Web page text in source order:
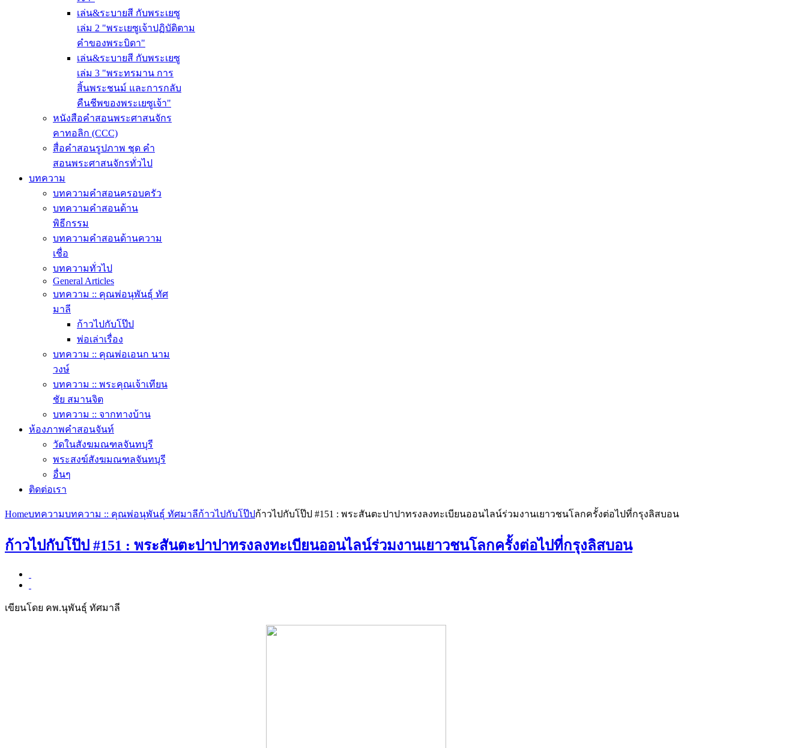
เล่น&ระบายสี กับพระเยซู
เล่ม 2 "พระเยซูเจ้าปฏิบัติตาม
คำของพระบิดา"
เล่น&ระบายสี กับพระเยซู
เล่ม 3 "พระทรมาน การ
สิ้นพระชนม์ และการกลับ
คืนชีพของพระเยซูเจ้า"
หนังสือคำสอนพระศาสนจักร
คาทอลิก (CCC)
สื่อคำสอนรูปภาพ ชุด คำ
สอนพระศาสนจักรทั่วไป
บทความ
บทความคำสอนครอบครัว
บทความคำสอนด้าน
พิธีกรรม
บทความคำสอนด้านความ
เชื่อ
บทความทั่วไป
General Articles
บทความ :: คุณพ่อนุพันธุ์ ทัศ
มาลี
ก้าวไปกับโป๊ป
พ่อเล่าเรื่อง
บทความ :: คุณพ่อเอนก นาม
วงษ์
บทความ :: พระคุณเจ้าเทียน
ชัย สมานจิต
บทความ :: จากทางบ้าน
ห้องภาพคำสอนจันท์
วัดในสังฆมณฑลจันทบุรี
พระสงฆ์สังฆมณฑลจันทบุรี
อื่นๆ
ติดต่อเรา
Homeบทความบทความ :: คุณพ่อนุพันธุ์ ทัศมาลีก้าวไปกับโป๊ปก้าวไปกับโป๊ป #151 : พระสันตะปาปาทรงลงทะเบียนออนไลน์ร่วมงานเยาวชนโลกครั้งต่อไปที่กรุงลิสบอน
ก้าวไปกับโป๊ป #151 : พระสันตะปาปาทรงลงทะเบียนออนไลน์ร่วมงานเยาวชนโลกครั้งต่อไปที่กรุงลิสบอน
เขียนโดย คพ.นุพันธุ์ ทัศมาลี